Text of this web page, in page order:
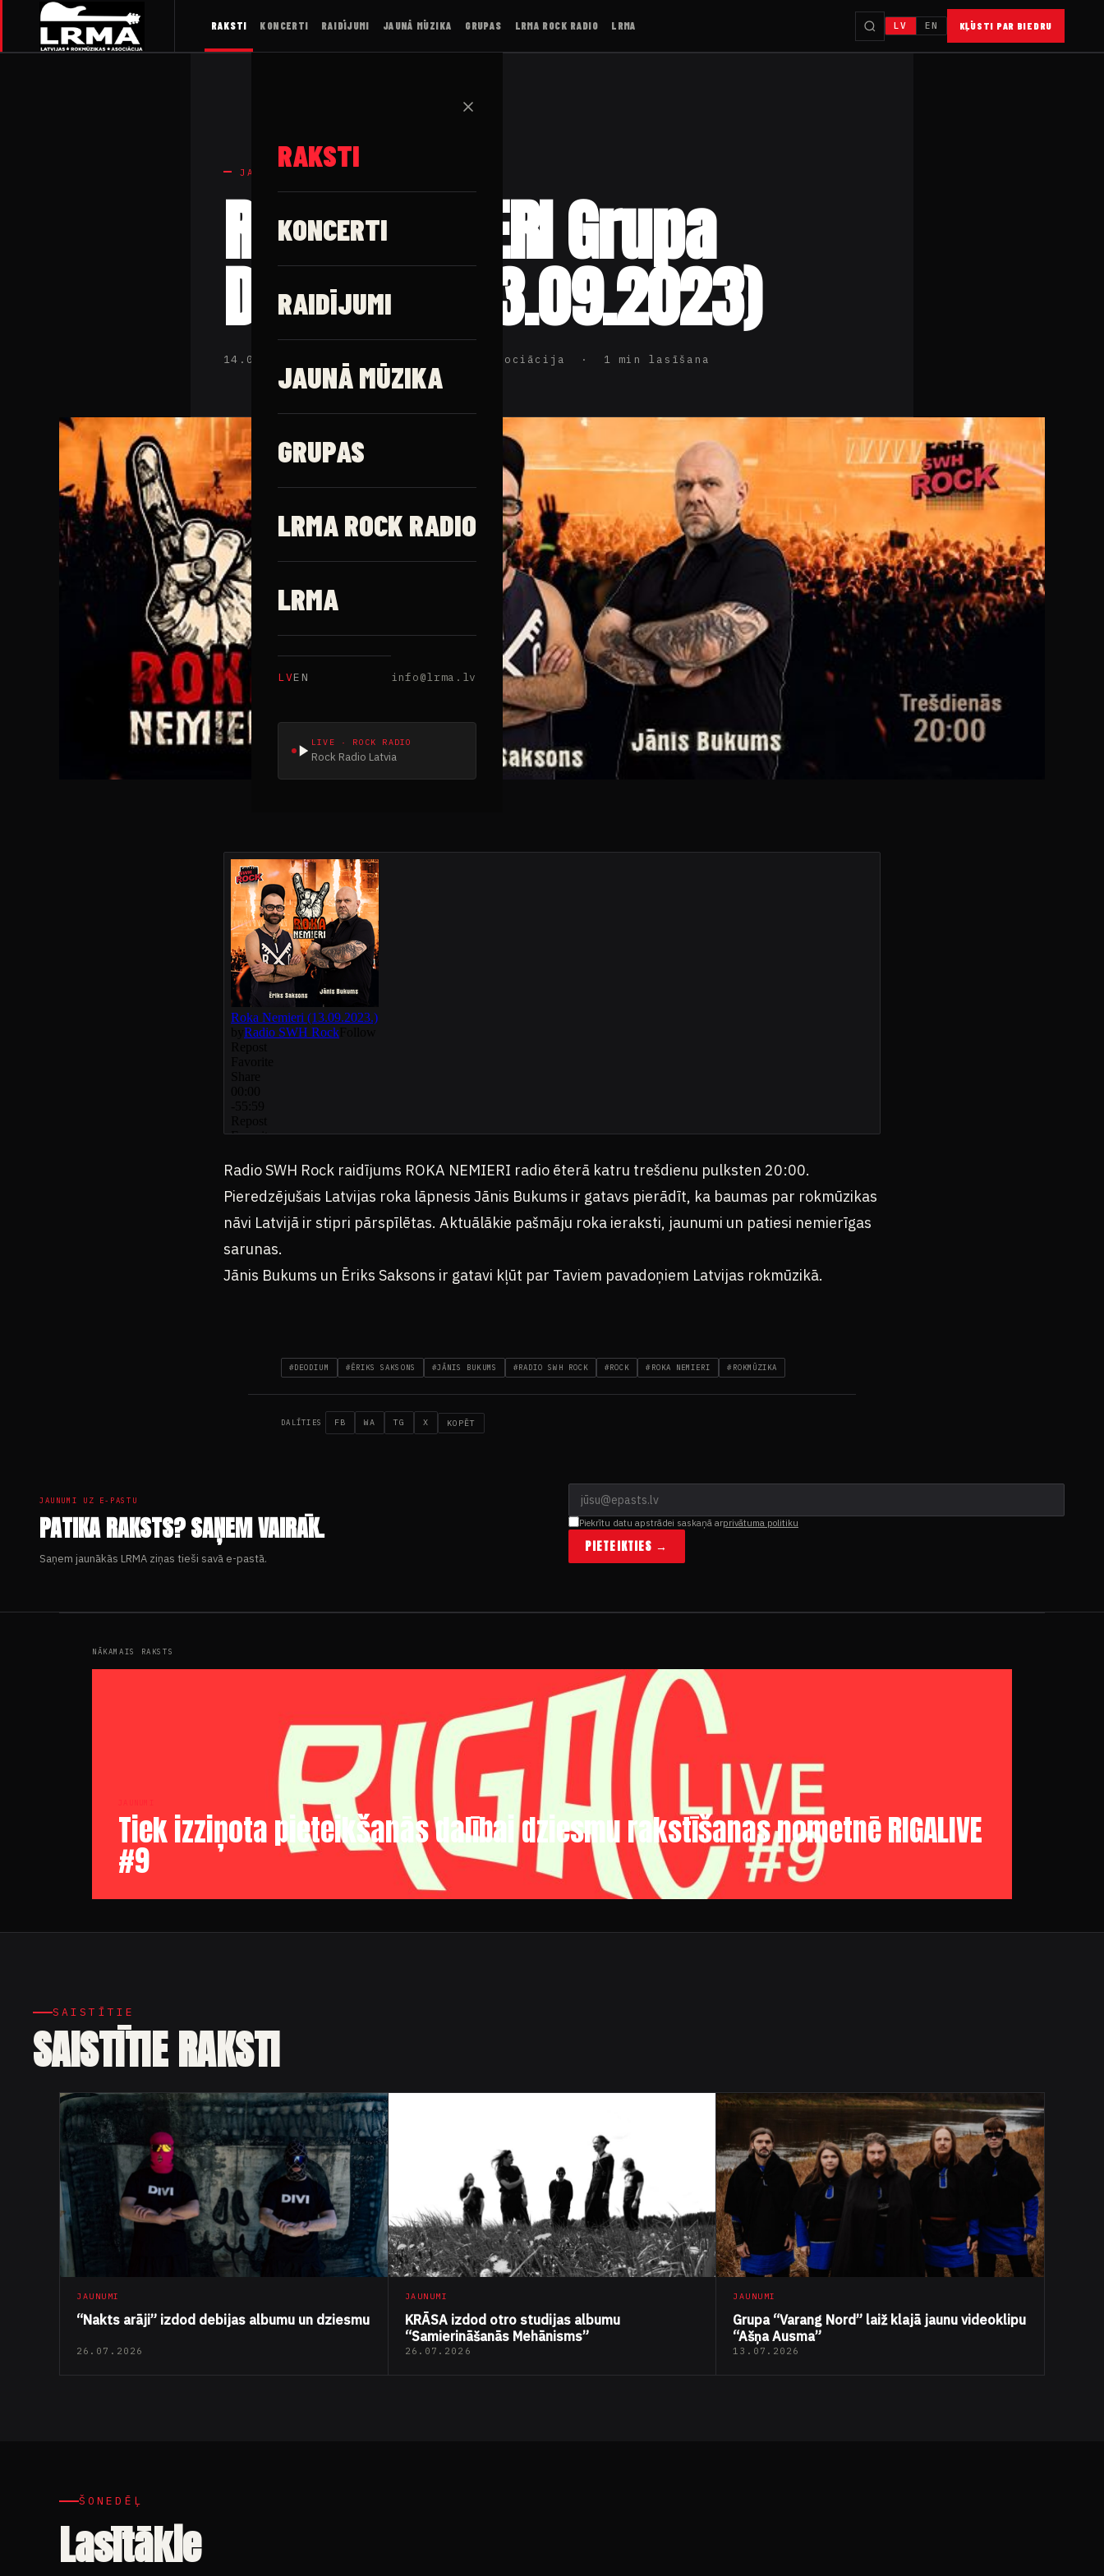
RAKSTI KONCERTI RAIDĪJUMI JAUNĀ MŪZIKA GRUPAS LRMA ROCK RADIO LRMA LV EN KĻŪSTI PAR BIEDRU
✕
RAKSTI
KONCERTI
RAIDĪJUMI
JAUNĀ MŪZIKA
GRUPAS
LRMA ROCK RADIO
LRMA
LVEN info@lrma.lv
LIVE · ROCK RADIO
Rock Radio Latvia
JAUNUMI
ROKA NEMIERI Grupa
DEODIUM (13.09.2023)
14.09.2023 · Latvijas Rokmūzikas Asociācija · 1 min lasīšana
Radio SWH Rock raidījums ROKA NEMIERI radio ēterā katru trešdienu pulksten 20:00.
Pieredzējušais Latvijas roka lāpnesis Jānis Bukums ir gatavs pierādīt, ka baumas par rokmūzikas
nāvi Latvijā ir stipri pārspīlētas. Aktuālākie pašmāju roka ieraksti, jaunumi un patiesi nemierīgas
sarunas.
Jānis Bukums un Ēriks Saksons ir gatavi kļūt par Taviem pavadoņiem Latvijas rokmūzikā.
#DEODIUM #ĒRIKS SAKSONS #JĀNIS BUKUMS #RADIO SWH ROCK #ROCK #ROKA NEMIERI #ROKMŪZIKA
DALĪTIES FB WA TG X KOPĒT
JAUNUMI UZ E-PASTU
PATIKA RAKSTS? SAŅEM VAIRĀK.
Saņem jaunākās LRMA ziņas tieši savā e-pastā.
Piekrītu datu apstrādei saskaņā arprivātuma politiku
PIETEIKTIES →
NĀKAMAIS RAKSTS
Tiek izziņota pieteikšanās dalībai dziesmu rakstīšanas nometnē RIGALIVE
#9
SAISTĪTIE
SAISTĪTIE RAKSTI
JAUNUMI
“Nakts arāji” izdod debijas albumu un dziesmu
26.07.2026
JAUNUMI
KRĀSA izdod otro studijas albumu
“Samierināšanās Mehānisms”
26.07.2026
JAUNUMI
Grupa “Varang Nord” laiž klajā jaunu videoklipu
“Ašņa Ausma”
13.07.2026
ŠONEDĒĻ
Lasītākie